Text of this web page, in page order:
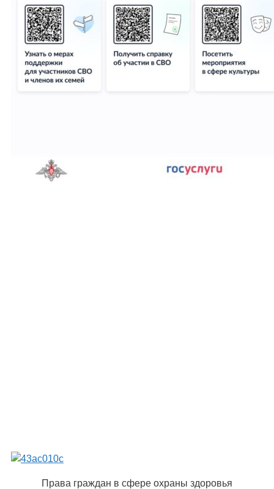
Права граждан в сфере охраны здоровья